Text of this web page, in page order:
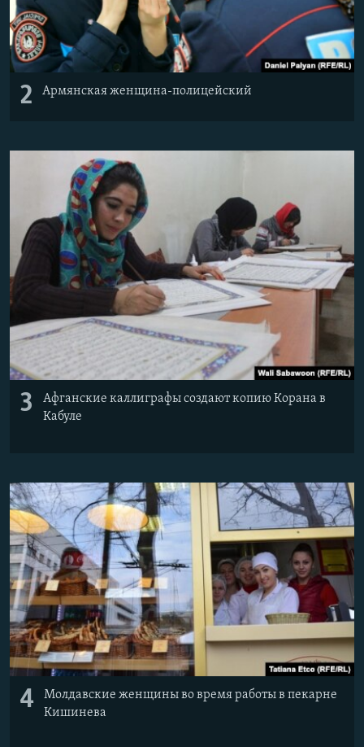
2 Армянская женщина-полицейский
3
Афганские каллиграфы создают копию Корана в
Кабуле
4
Молдавские женщины во время работы в пекарне
Кишинева